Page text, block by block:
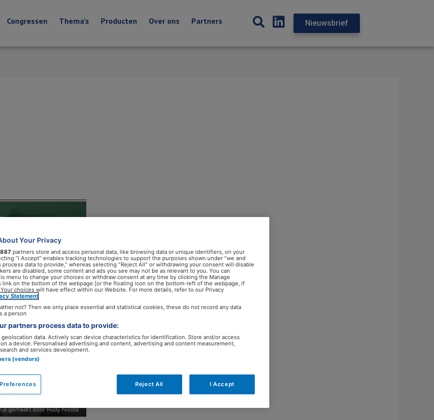
Congressen Thema’s Producten Over ons Partners Nieuwsbrief
Your Privacy
887 partners store and access personal data, like browsing data or unique identifiers, on your
"I Accept" enables tracking technologies to support the purposes shown under "we and
process data to provide," whereas selecting "Reject All" or withdrawing your consent will disable
are disabled, some content and ads you see may not be as relevant to you. You can
menu to change your choices or withdraw consent at any time by clicking the Manage
link on the bottom of the webpage [or the floating icon on the bottom-left of the webpage, if
choices will have effect within our Website. For more details, refer to our Privacy
Statement
not? Then we only place essential and statistical cookies, these do not record any data
a person
partners process data to provide:
geolocation data. Actively scan device characteristics for identification. Store and/or access
a device. Personalised advertising and content, advertising and content measurement,
and services development.
(vendors)
Reject All I Accept